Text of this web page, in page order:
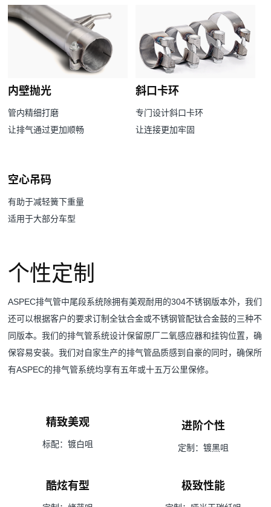
内壁抛光
管内精细打磨
让排气通过更加顺畅
斜口卡环
专门设计斜口卡环
让连接更加牢固
空心吊码
有助于减轻簧下重量
适用于大部分车型
个性定制
ASPEC排气管中尾段系统除拥有美观耐用的304不锈钢版本外，我们
还可以根据客户的要求订制全钛合金或不锈钢管配钛合金鼓的三种不
同版本。我们的排气管系统设计保留原厂二氧感应器和挂钩位置，确
保容易安装。我们对自家生产的排气管品质感到自豪的同时，确保所
有ASPEC的排气管系统均享有五年或十五万公里保修。
精致美观
标配：镀白咀
进阶个性
定制：镀黑咀
酷炫有型 极致性能